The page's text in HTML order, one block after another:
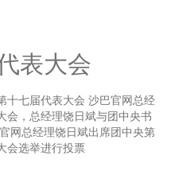
表大会
十七届代表大会 沙巴官网总经
会，总经理饶日斌与团中央书
网总经理饶日斌出席团中央第
会选举进行投票